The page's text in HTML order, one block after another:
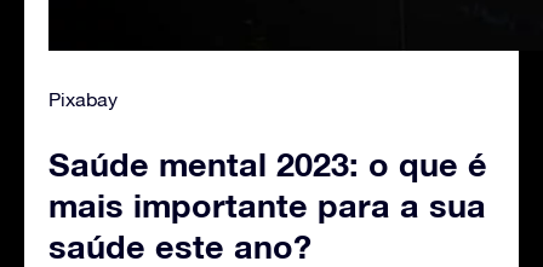
Pixabay
Saúde mental 2023: o que é
mais importante para a sua
saúde este ano?